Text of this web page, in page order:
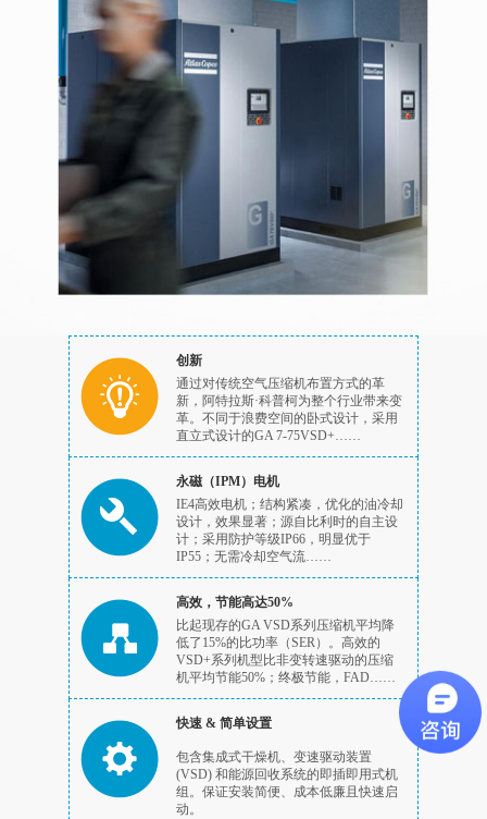
创新
通过对传统空气压缩机布置方式的革
新，阿特拉斯·科普柯为整个行业带来变
革。不同于浪费空间的卧式设计，采用
直立式设计的GA 7-75VSD+……
永磁（IPM）电机
IE4高效电机；结构紧凑，优化的油冷却
设计，效果显著；源自比利时的自主设
计；采用防护等级IP66，明显优于
IP55；无需冷却空气流……
高效，节能高达50%
比起现存的GA VSD系列压缩机平均降
低了15%的比功率（SER）。高效的
VSD+系列机型比非变转速驱动的压缩
机平均节能50%；终极节能，FAD……
快速 & 简单设置
包含集成式干燥机、变速驱动装置
(VSD) 和能源回收系统的即插即用式机
组。保证安装简便、成本低廉且快速启
动。